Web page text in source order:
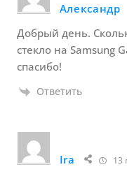
Александр
Добрый день.
стекло на Samsung
спасибо!
Ответить
Ira 13